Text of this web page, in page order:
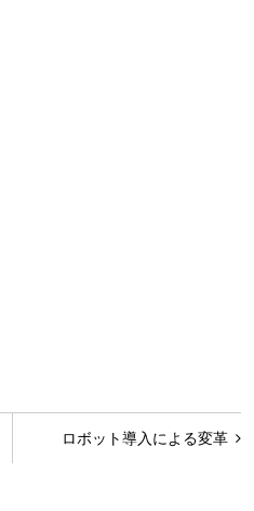
ロボット導入による変革